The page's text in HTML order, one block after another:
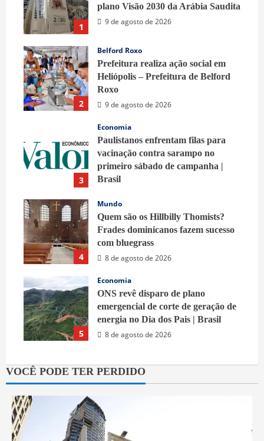
1
plano Visão 2030 da Arábia Saudita
9 de agosto de 2026
2
Belford Roxo
Prefeitura realiza ação social em
Heliópolis – Prefeitura de Belford
Roxo
9 de agosto de 2026
3
Economia
Paulistanos enfrentam filas para
vacinação contra sarampo no
primeiro sábado de campanha |
Brasil
4
Mundo
Quem são os Hillbilly Thomists?
Frades dominicanos fazem sucesso
com bluegrass
8 de agosto de 2026
5
Economia
ONS revê disparo de plano
emergencial de corte de geração de
energia no Dia dos Pais | Brasil
8 de agosto de 2026
VOCÊ PODE TER PERDIDO